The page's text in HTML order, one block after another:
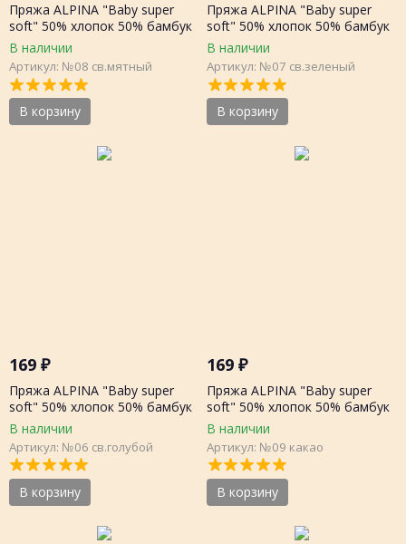
Пряжа ALPINA "Baby super
soft" 50% хлопок 50% бамбук
50г 150 метров, шт.
В наличии
Артикул: №08 св.мятный
В корзину
Пряжа ALPINA "Baby super
soft" 50% хлопок 50% бамбук
50г 150 метров, шт.
В наличии
Артикул: №07 св.зеленый
В корзину
169 ₽
Пряжа ALPINA "Baby super
soft" 50% хлопок 50% бамбук
50г 150 метров, шт.
В наличии
Артикул: №06 св.голубой
В корзину
169₽
Пряжа ALPINA "Baby super
soft" 50% хлопок 50% бамбук
50г 150 метров, шт.
В наличии
Артикул: №09 какао
В корзину